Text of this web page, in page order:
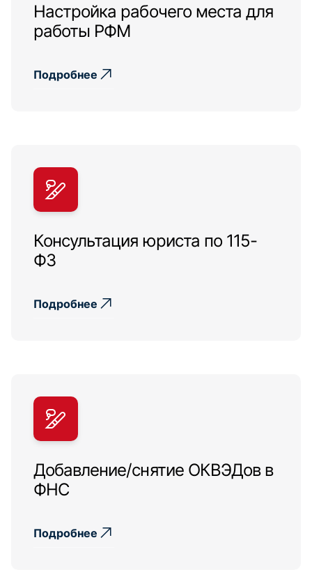
Настройка рабочего места для
работы РФМ
Подробнее
Консультация юриста по 115-
ФЗ
Подробнее
Добавление/снятие ОКВЭДов в
ФНС
Подробнее